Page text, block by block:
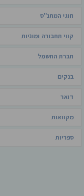
חוגי המתנ"ס
קווי תחבורה ומוניות
חברת החשמל
בנקים
דואר
מקוואות
ספריות